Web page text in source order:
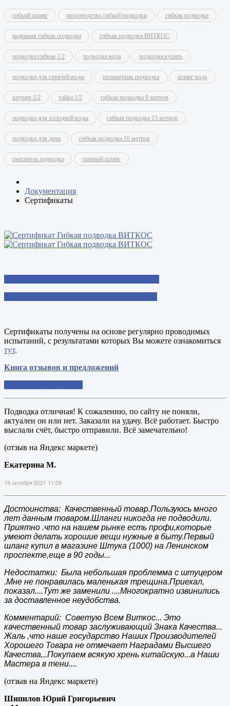
гибкий шланг производство гибкой подводки гибкая подводка
надежная гибкая подводка гибкая подводка ВИТКОС
подводка гибкая 1/2 подводка вода подводка купить
подводка для горячей воды полимерная подводка шланг вода
штуцер 1/2 гайка 1/2 гибкая подводка 8 метров
подводка для холодной воды гибкая подводка 15 метров
подводка для дачи гибкая подводка 10 метров
смеситель подводка газовый шланг
Документация
Сертификаты
Сертификаты получены на основе регулярно проводимых
испытаний, с результатами которых Вы можете ознакомиться
тут.
Книга отзывов и предложений
Подводка отличная! К сожалению, по сайту не поняли,
актуален он или нет. Заказали на удачу. Всё работает. Быстро
выслали счёт, быстро отправили. Всё замечательно!
(отзыв на Яндекс маркете)
Екатерина М.
19 октября 2021 11:09
Достоинства: Качественный товар.Пользуюсь много
лет данным товаром.Шланги никогда не подводили.
Приятно .что на нашем рынке есть профи,которые
умеют делать хорошие вещи нужные в быту.Первый
шланг купил в магазине Штука (1000) на Ленинском
проспекте,еще в 90 годы...
Недостатки: Была небольшая проблемма с штуцером
.Мне не понравилась маленькая трещина.Приехал,
показал....Тут же заменили ....Многократно извинились
за доставленное неудобства.
Комментарий: Советую Всем Виткос... Это
качественный товар заслуживающий Знака Качества...
Жаль ,что наше государство Наших Производителей
Хорошего Товара не отмечает Наградами Высшего
Качества...Покупаем всякую хрень китайскую...а Наши
Мастера в тени....
(отзыв на Яндекс маркете)
Шипилов Юрий Григорьевич